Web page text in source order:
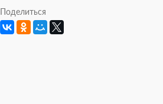
Поделиться